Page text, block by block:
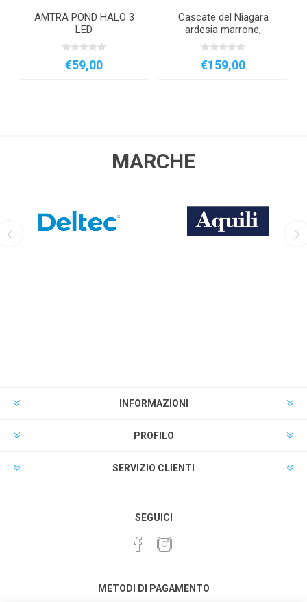
AMTRA POND HALO 3
LED
€59,00
Cascate del Niagara
ardesia marrone,
sorgente
€159,00
MARCHE
INFORMAZIONI
PROFILO
SERVIZIO CLIENTI
SEGUICI
METODI DI PAGAMENTO